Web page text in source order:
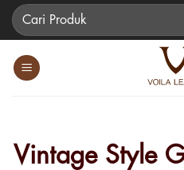
SkipPencarian
untuk:
Vintage Style